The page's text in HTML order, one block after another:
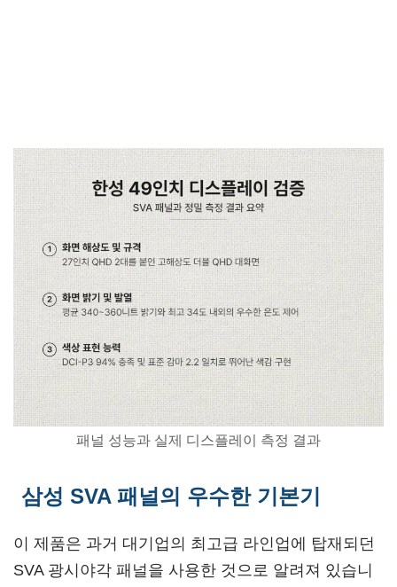
패널 성능과 실제 디스플레이 측정 결과
삼성 SVA 패널의 우수한 기본기
이 제품은 과거 대기업의 최고급 라인업에 탑재되던
SVA 광시야각 패널을 사용한 것으로 알려져 있습니